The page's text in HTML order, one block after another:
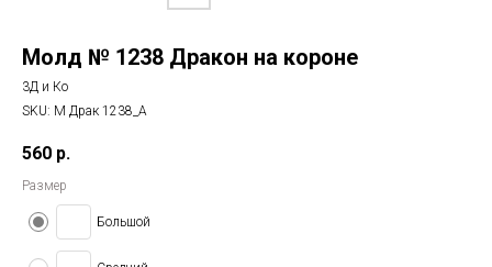
Молд № 1238 Дракон на короне
3Д и Ко
SKU: М Драк 1238_А
560 р.
Размер
Большой